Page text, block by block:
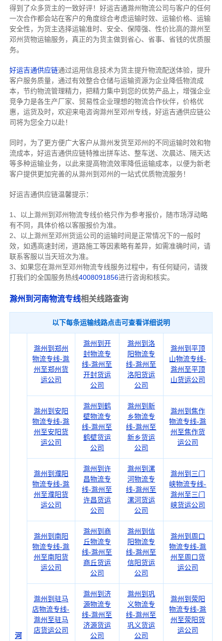
得到了众多货主的一致好评！好运吉通滁州物流公司与客户的任何
一次合作都会站在客户的角度综合考虑运输时效、运输价格、运输
安全性，为货主选择运输准时、安全、保障强、性价比高的滁州至
邓州货物运输服务，真正的为货主做到省心、省事、省钱的优质服
务。
好运吉通供应链通过运用信息技术为货主提升物流配送体验，提升
客户服务质量，通过有效整合仓储与运输资源为企业降低物流成
本，节约物流管理精力，把精力集中到您的优势产品上，增强企业
竞争力是各生产厂家、贸易性企业理想的物流合作伙伴，价格优
惠，运货及时，欢迎来电咨询滁州至邓州专线，好运吉通供应链公
司将为您全力以赴！
同时，为了更方便广大客户从滁州发货至邓州的不同运输时效和物
流成本，好运吉通供应链特推出拼车达、整车送、次晨达、隔天达
等多种运输业务，以此来提高物流效率降低运输成本，以便为新老
客户提供更加完善的从滁州到邓州的一站式优质物流服务！
好运吉通供应链温馨提示：
1、以上滁州到邓州物流专线价格只作为参考报价，随市场浮动略
有不同，具体价格以客服报价为准。
2、以上滁州 至邓州货运公司的运输时间是正常情况下的一般时
效，如遇高速封闭，道路施工等因素略有差异，如需准确时间，请
联系客服以当天班次为准。
3、如果您在滁州 至邓州物流专线服务过程中，有任何疑问，请拨
打我们的全国服务热线4008091856进行咨询和核实。
滁州到河南物流专线相关线路查询
以下每条运输线路点击可查看详细说明
河
滁州到郑州
物流专线-滁
州至郑州货
运公司
滁州到开
封物流专
线-滁州至
开封货运
公司
滁州到洛
阳物流专
线-滁州至
洛阳货运
公司
滁州到平顶
山物流专线-
滁州至平顶
山货运公司
滁州到安阳
物流专线-滁
州至安阳货
运公司
滁州到鹤
壁物流专
线-滁州至
鹤壁货运
公司
滁州到新
乡物流专
线-滁州至
新乡货运
公司
滁州到焦作
物流专线-滁
州至焦作货
运公司
滁州到濮阳
物流专线-滁
州至濮阳货
运公司
滁州到许
昌物流专
线-滁州至
许昌货运
公司
滁州到漯
河物流专
线-滁州至
漯河货运
公司
滁州到三门
峡物流专线-
滁州至三门
峡货运公司
滁州到南阳
物流专线-滁
州至南阳货
运公司
滁州到商
丘物流专
线-滁州至
商丘货运
公司
滁州到信
阳物流专
线-滁州至
信阳货运
公司
滁州到周口
物流专线-滁
州至周口货
运公司
滁州到驻马
店物流专线-
滁州至驻马
店货运公司
滁州到济
源物流专
线-滁州至
济源货运
公司
滁州到巩
义物流专
线-滁州至
巩义货运
公司
滁州到荥阳
物流专线-滁
州至荥阳货
运公司